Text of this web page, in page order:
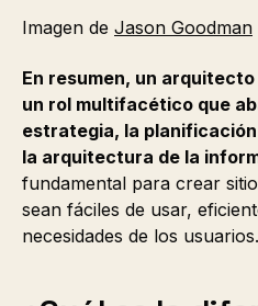
Imagen de Jason Goodman
En resumen, un
un rol multifacético que
estrategia, la
la arquitectura de la
fundamental para crear
sean fáciles de usar,
necesidades de los usuarios.